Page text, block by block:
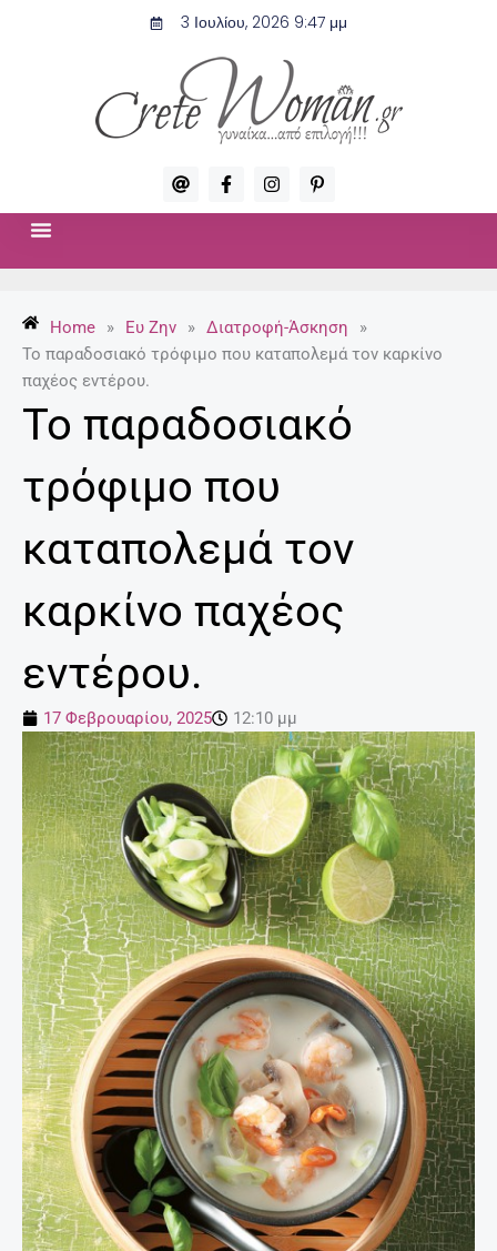
3 Ιουλίου, 2026 9:47 μμ
A
t
F
a
c
f
I
n
s
m
P
i
n
-
p
Home » Ευ Ζην » Διατροφή-Άσκηση
»
Το παραδοσιακό τρόφιμο που καταπολεμά τον καρκίνο
παχέος εντέρου.
Το παραδοσιακό
τρόφιμο που
καταπολεμά τον
καρκίνο παχέος
εντέρου.
17 Φεβρουαρίου, 2025 12:10 μμ